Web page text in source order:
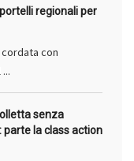
regionali per
cordata con
senza
la class action